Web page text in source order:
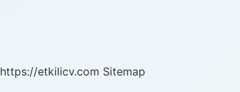
https://etkilicv.com Sitemap